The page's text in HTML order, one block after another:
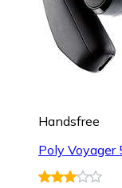
Handsfree
Poly